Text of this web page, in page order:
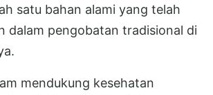
satu bahan alami yang telah
dalam pengobatan tradisional di
mendukung kesehatan